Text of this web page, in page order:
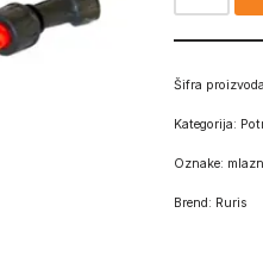
Šifra
Kategorija:
Oznake:
Brend: Ruris